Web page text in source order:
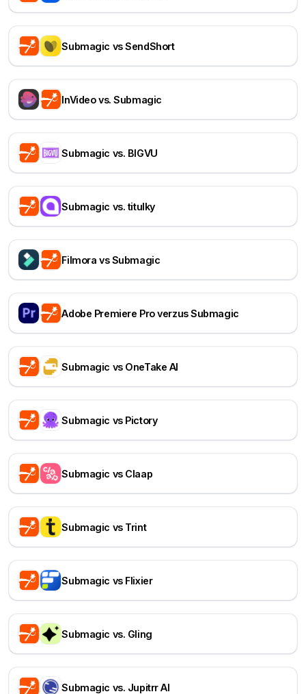
Submagic vs SendShort
InVideo vs. Submagic
Submagic vs. BIGVU
Submagic vs. titulky
Filmora vs Submagic
Adobe Premiere Pro verzus Submagic
Submagic vs OneTake AI
Submagic vs Pictory
Submagic vs Claap
Submagic vs Trint
Submagic vs Flixier
Submagic vs. Gling
Submagic vs. Jupitrr AI